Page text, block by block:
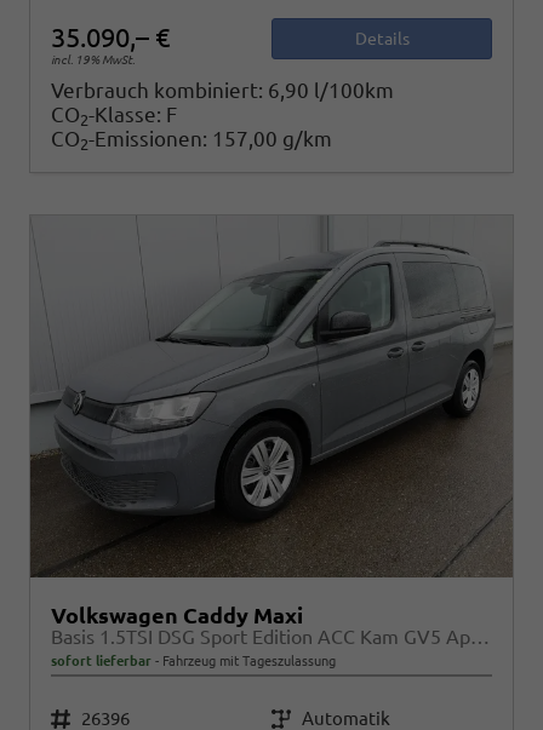
35.090,– €
incl. 19% MwSt.
Details
Verbrauch kombiniert: 6,90 l/100km
CO2-Klasse: F
CO2-Emissionen: 157,00 g/km
Volkswagen Caddy Maxi
Basis 1.5TSI DSG Sport Edition ACC Kam GV5 App AHK Reling
sofort lieferbar Fahrzeug mit Tageszulassung
Fahrzeugnr. 26396 Getriebe Automatik